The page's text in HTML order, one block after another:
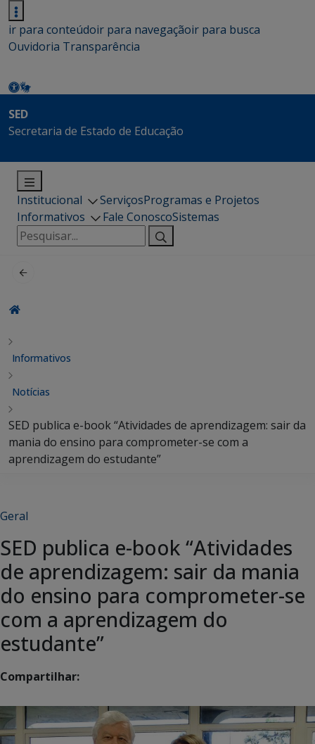
ir para conteúdoir para navegaçãoir para busca
Ouvidoria Transparência
SED
Secretaria de Estado de Educação
Institucional ServiçosProgramas e Projetos
Informativos
Fale ConoscoSistemas
Pesquisar
por:
Informativos
Notícias
SED publica e-book “Atividades de aprendizagem: sair da
mania do ensino para comprometer-se com a
aprendizagem do estudante”
Geral
SED publica e-book “Atividades
de aprendizagem: sair da mania
do ensino para comprometer-se
com a aprendizagem do
estudante”
Compartilhar: